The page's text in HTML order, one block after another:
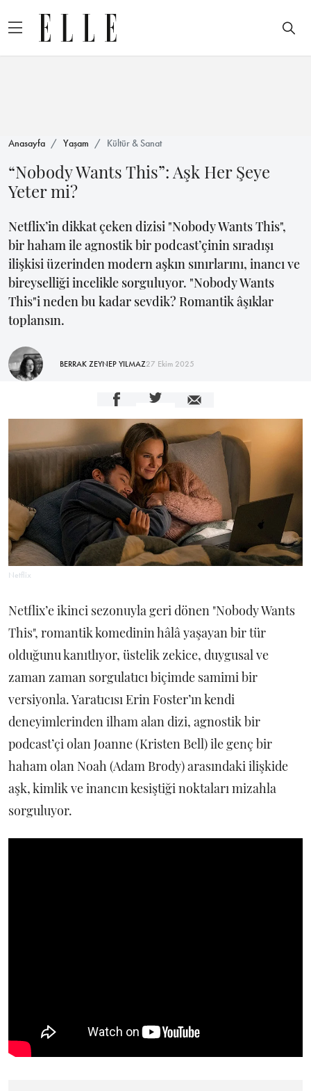
Anasayfa Yaşam Kültür & Sanat
“Nobody Wants This”: Aşk Her Şeye
Yeter mi?
Netflix’in dikkat çeken dizisi "Nobody Wants This",
bir haham ile agnostik bir podcast’çinin sıradışı
ilişkisi üzerinden modern aşkın sınırlarını, inancı ve
bireyselliği incelikle sorguluyor. "Nobody Wants
This"i neden bu kadar sevdik? Romantik âşıklar
toplansın.
BERRAK ZEYNEP YILMAZ27 Ekim 2025
Netflix
Netflix’e ikinci sezonuyla geri dönen "Nobody Wants
This", romantik komedinin hâlâ yaşayan bir tür
olduğunu kanıtlıyor, üstelik zekice, duygusal ve
zaman zaman sorgulatıcı biçimde samimi bir
versiyonla. Yaratıcısı Erin Foster’ın kendi
deneyimlerinden ilham alan dizi, agnostik bir
podcast’çi olan Joanne (Kristen Bell) ile genç bir
haham olan Noah (Adam Brody) arasındaki ilişkide
aşk, kimlik ve inancın kesiştiği noktaları mizahla
sorguluyor.